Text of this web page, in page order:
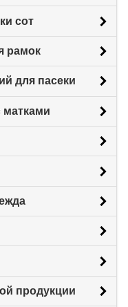
сот
рамок
для пасеки
продукции